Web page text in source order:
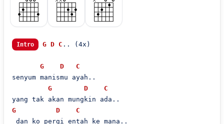
Intro G D C .. (4x)
G D
C
senyum manismu ayah..
G
D
C
G
D
C